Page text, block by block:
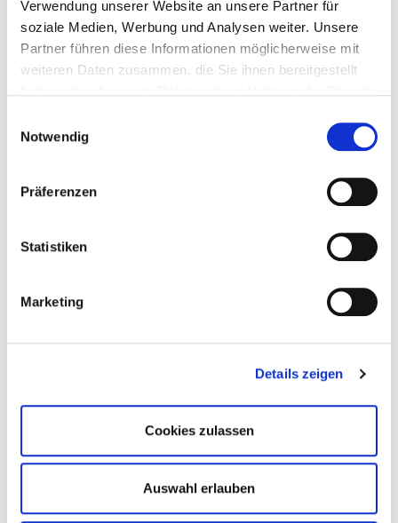
Verwendung unserer Website an unsere Partner für
soziale Medien, Werbung und Analysen weiter. Unsere
Partner führen diese Informationen möglicherweise mit
weiteren Daten zusammen, die Sie ihnen bereitgestellt
Notwendig
Präferenzen
Statistiken
Marketing
Details zeigen
Cookies zulassen
Auswahl erlauben
How to #FBM26